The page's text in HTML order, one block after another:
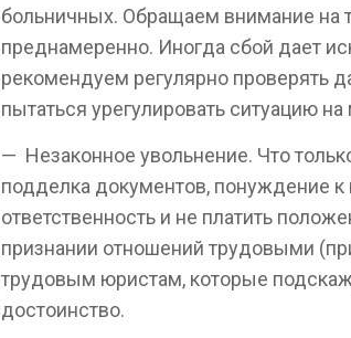
больничных. Обращаем внимание на
преднамеренно. Иногда сбой дает
рекомендуем регулярно проверять
пытаться урегулировать ситуацию на
— Незаконное увольнение. Что
подделка документов, понуждение
ответственность и не платить
признании отношений трудовыми
трудовым юристам, которые
достоинство.